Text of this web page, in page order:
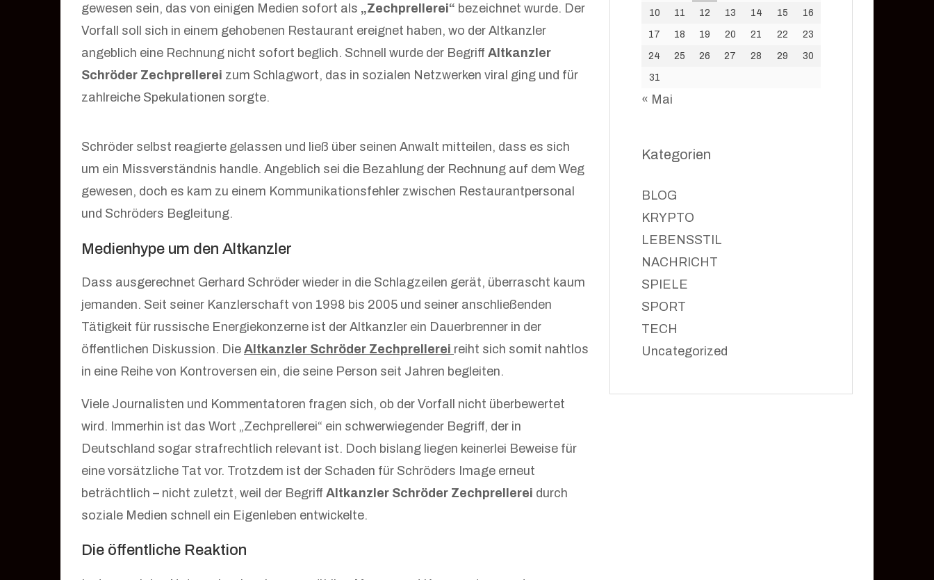
gewesen sein, das von einigen Medien sofort als „Zechprellerei“ bezeichnet wurde. Der
Vorfall soll sich in einem gehobenen Restaurant ereignet haben, wo der Altkanzler
angeblich eine Rechnung nicht sofort beglich. Schnell wurde der Begriff Altkanzler
Schröder Zechprellerei zum Schlagwort, das in sozialen Netzwerken viral ging und für
zahlreiche Spekulationen sorgte.
Schröder selbst reagierte gelassen und ließ über seinen Anwalt mitteilen, dass es sich
um ein Missverständnis handle. Angeblich sei die Bezahlung der Rechnung auf dem Weg
gewesen, doch es kam zu einem Kommunikationsfehler zwischen Restaurantpersonal
und Schröders Begleitung.
Medienhype um den Altkanzler
Dass ausgerechnet Gerhard Schröder wieder in die Schlagzeilen gerät, überrascht kaum
jemanden. Seit seiner Kanzlerschaft von 1998 bis 2005 und seiner anschließenden
Tätigkeit für russische Energiekonzerne ist der Altkanzler ein Dauerbrenner in der
öffentlichen Diskussion. Die Altkanzler Schröder Zechprellerei reiht sich somit nahtlos
in eine Reihe von Kontroversen ein, die seine Person seit Jahren begleiten.
Viele Journalisten und Kommentatoren fragen sich, ob der Vorfall nicht überbewertet
wird. Immerhin ist das Wort „Zechprellerei“ ein schwerwiegender Begriff, der in
Deutschland sogar strafrechtlich relevant ist. Doch bislang liegen keinerlei Beweise für
eine vorsätzliche Tat vor. Trotzdem ist der Schaden für Schröders Image erneut
beträchtlich – nicht zuletzt, weil der Begriff Altkanzler Schröder Zechprellerei durch
soziale Medien schnell ein Eigenleben entwickelte.
Die öffentliche Reaktion
10 11 12 13 14 15 16
17 18 19 20 21 22 23
24 25 26 27 28 29 30
31
« Mai
Kategorien
BLOG
KRYPTO
LEBENSSTIL
NACHRICHT
SPIELE
SPORT
TECH
Uncategorized